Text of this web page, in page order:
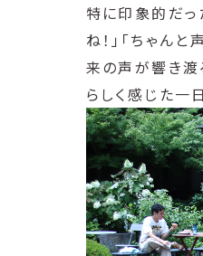
特に印象的だっ
ね！」「ちゃん
来の声が響き
らしく感じた一